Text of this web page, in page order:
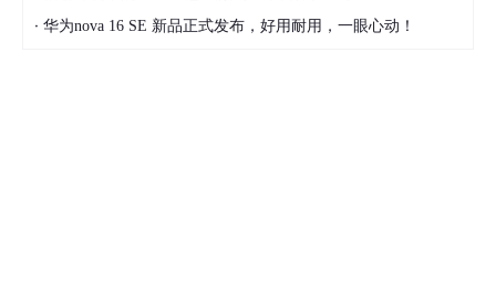
· 华为nova 16 SE 新品正式发布，好用耐用，一眼心动！